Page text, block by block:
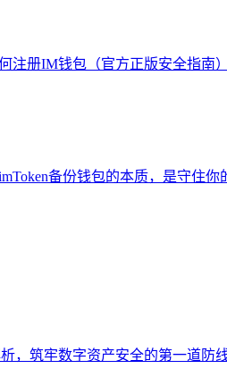
注册IM钱包（官方正版安全指南）
备份钱包的本质，是守住你
，筑牢数字资产安全的第一道防